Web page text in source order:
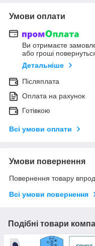
Умови оплати
Ви отримаєте
або гроші
Детальніше
Післяплата
Оплата на рахунок
Готівкою
Всі умови оплати
Умови повернення
Повернення товару
Всі умови повернення
Подібні товари